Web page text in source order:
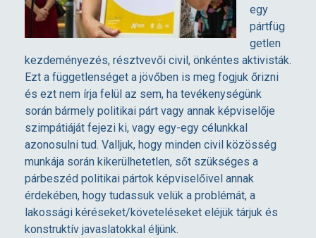
l
v
e
i
n
k
egy
pártfüg
getlen
kezdeményezés, résztvevői civil, önkéntes aktivisták.
Ezt a függetlenséget a jövőben is meg fogjuk őrizni
és ezt nem írja felül az sem, ha tevékenységünk
során bármely politikai párt vagy annak képviselője
szimpátiáját fejezi ki, vagy egy-egy célunkkal
azonosulni tud. Valljuk, hogy minden civil közösség
munkája során kikerülhetetlen, sőt szükséges a
párbeszéd politikai pártok képviselőivel annak
érdekében, hogy tudassuk velük a problémát, a
lakossági kéréseket/követeléseket eléjük tárjuk és
konstruktív javaslatokkal éljünk.